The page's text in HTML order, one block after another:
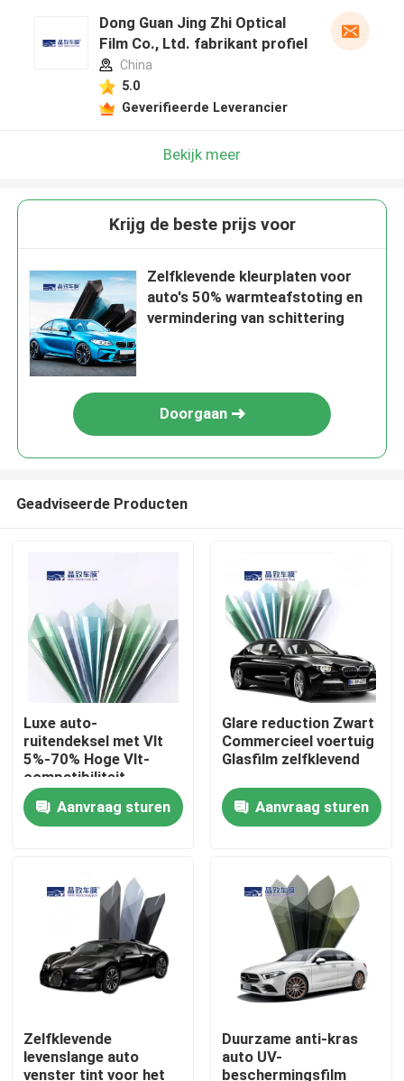
Thuis
Videos
Dong Guan Jing Zhi Optical
Film Co., Ltd. fabrikant profiel
China
5.0
Geverifieerde Leverancier
Bekijk meer
Krijg de beste prijs voor
Zelfklevende kleurplaten voor
auto's 50% warmteafstoting en
vermindering van schittering
Doorgaan
Geadviseerde Producten
Luxe auto-
ruitendeksel met Vlt
5%-70% Hoge Vlt-
compatibiliteit
Aanvraag sturen
Glare reduction Zwart
Commercieel voertuig
Glasfilm zelfklevend
Aanvraag sturen
Zelfklevende
levenslange auto
venster tint voor het
Duurzame anti-kras
auto UV-
beschermingsfilm